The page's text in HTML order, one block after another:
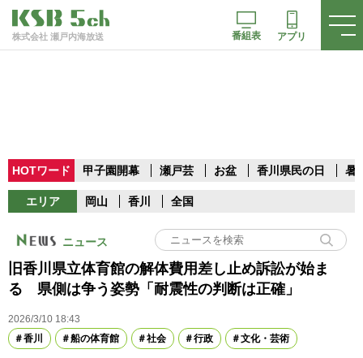
株式会社 瀬戸内海放送 番組表 アプリ
HOTワード 甲子園開幕 瀬戸芸 お盆 香川県民の日 暑
エリア 岡山 香川 全国
ニュース
旧香川県立体育館の解体費用差し止め訴訟が始ま
る 県側は争う姿勢「耐震性の判断は正確」
2026/3/10 18:43
香川
船の体育館 社会 行政 文化・芸術